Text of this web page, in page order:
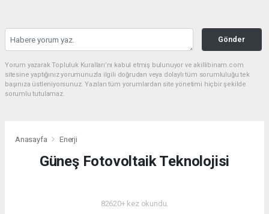
Gönder
Yorum yazarak Topluluk Kuralları’nı kabul etmiş bulunuyor ve akillibinam.com
sitesine yaptığınız yorumunuzla ilgili doğrudan veya dolaylı tüm sorumluluğu tek
başınıza üstleniyorsunuz. Yazılan tüm yorumlardan site yönetimi hiçbir şekilde
sorumlu tutulamaz.
Anasayfa Enerji
Güneş Fotovoltaik Teknolojisi
82620+ kez okundu.